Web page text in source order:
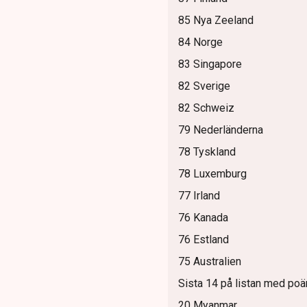
85 Nya Zeeland
84 Norge
83 Singapore
82 Sverige
82 Schweiz
79 Nederländerna
78 Tyskland
78 Luxemburg
77 Irland
76 Kanada
76 Estland
75 Australien
Sista 14 på listan med